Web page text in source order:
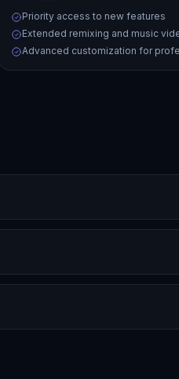
Priority access to new features
Extended remixing and music
Advanced customization for